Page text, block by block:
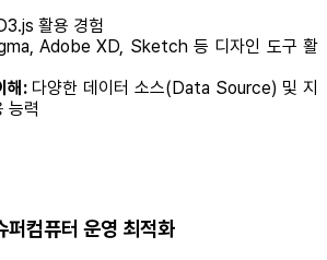
활용 경험
Adobe XD, Sketch 등 디자인 도구 활
해:다양한 데이터 소스(Data Source) 및 지
능력
컴퓨터 운영 최적화